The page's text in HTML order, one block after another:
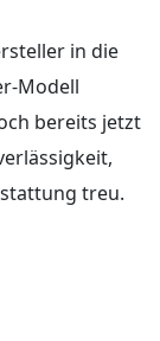
in die
Modell
bereits jetzt
treu.